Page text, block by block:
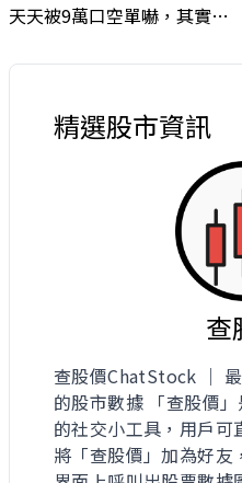
天天被9萬口空單嚇，其實你盯錯地方了｜Mr.Jimmy高志銘 #台股 #外資期貨 #融資
精選股市資訊
查
查股價ChatStock ｜
的股市數據 「查股價
的社交小工具，用戶
將「查股價」加為好友